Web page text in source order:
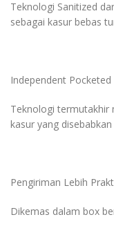
Teknologi Sanitized
sebagai kasur bebas
Independent Pocketed
Teknologi termutakhir
kasur yang
Pengiriman Lebih
Dikemas dalam box